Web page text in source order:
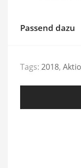
Passend dazu
Tags: 2018,